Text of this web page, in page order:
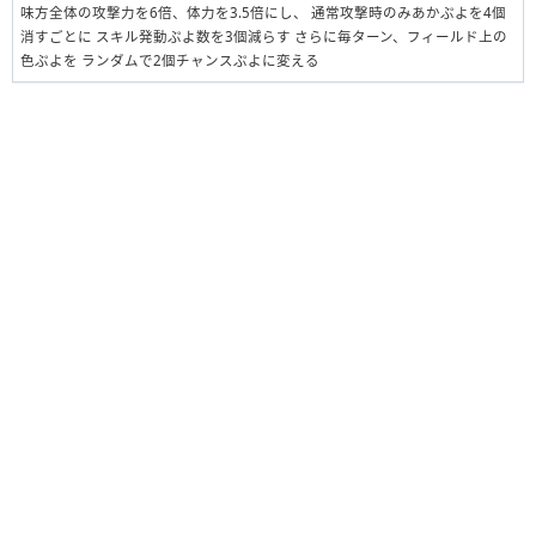
味方全体の攻撃力を6倍、体力を3.5倍にし、 通常攻撃時のみあかぷよを4個
消すごとに スキル発動ぷよ数を3個減らす さらに毎ターン、フィールド上の
色ぷよを ランダムで2個チャンスぷよに変える